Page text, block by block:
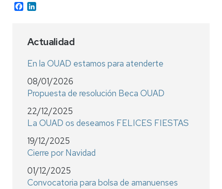
Facebook
Actualidad
En la OUAD estamos para atenderte
08/01/2026
Propuesta de resolución Beca OUAD
22/12/2025
La OUAD os deseamos FELICES FIESTAS
19/12/2025
Cierre por Navidad
01/12/2025
Convocatoria para bolsa de amanuenses